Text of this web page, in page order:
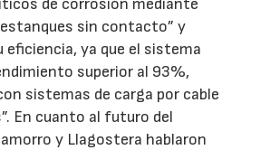
sin contacto” y
eficiencia, ya que el sistema
superior al 93%,
sistemas de carga por cable
En cuanto al futuro del
y Llagostera hablaron